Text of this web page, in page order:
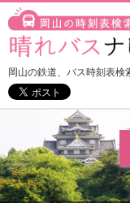
岡山の鉄道、バス時刻表検